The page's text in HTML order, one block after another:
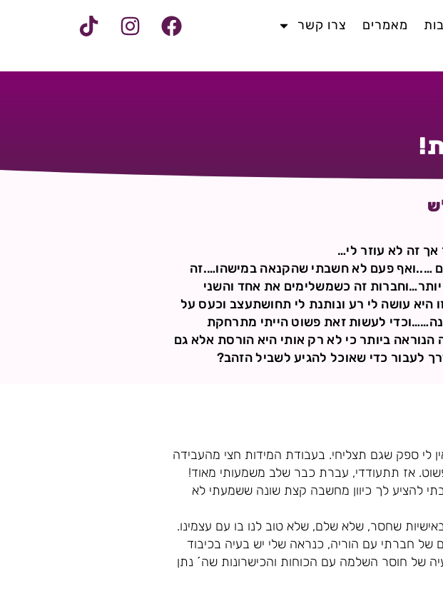
מאמרים צרו קשר
זה לא עוזר לי…
…..ואף פעם לא חשבתי שהקנאה במישהו….זה
זה כשמשלימים את אחד והשני
היא עושה לי רע ונותנת לי תחושתעצב וכעס על
לעשות זאת פשוט הייתי מתרחקת
הנוראה ביותר כי לא רק אותי היא הורסת אלא גם
לעבור כדי שאוכל להגיע לשביל הזהב?
לי ספק שגם תצליחי. בעבודת המידות חצי מהעבידה
אז תתעודדי, עברת כבר שלב משמעותי מאוד!
להציע לך כיוון מחשבה קצת שונה ששמעתי לא
שחסר, שלא שלם, שלא טוב לנו בו עם עצמינו.
של חברתי עם הוריה, כנראה שלי יש בעיה בכיבוד
של חוסר השלמה עם הכוחות והכישרונות שה´ נתן